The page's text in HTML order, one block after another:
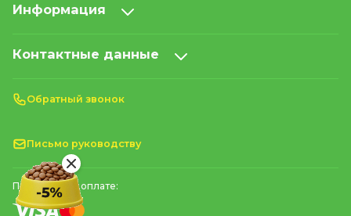
Информация
Контактные данные
Обратный звонок
Письмо руководству
Принимаем к оплате: